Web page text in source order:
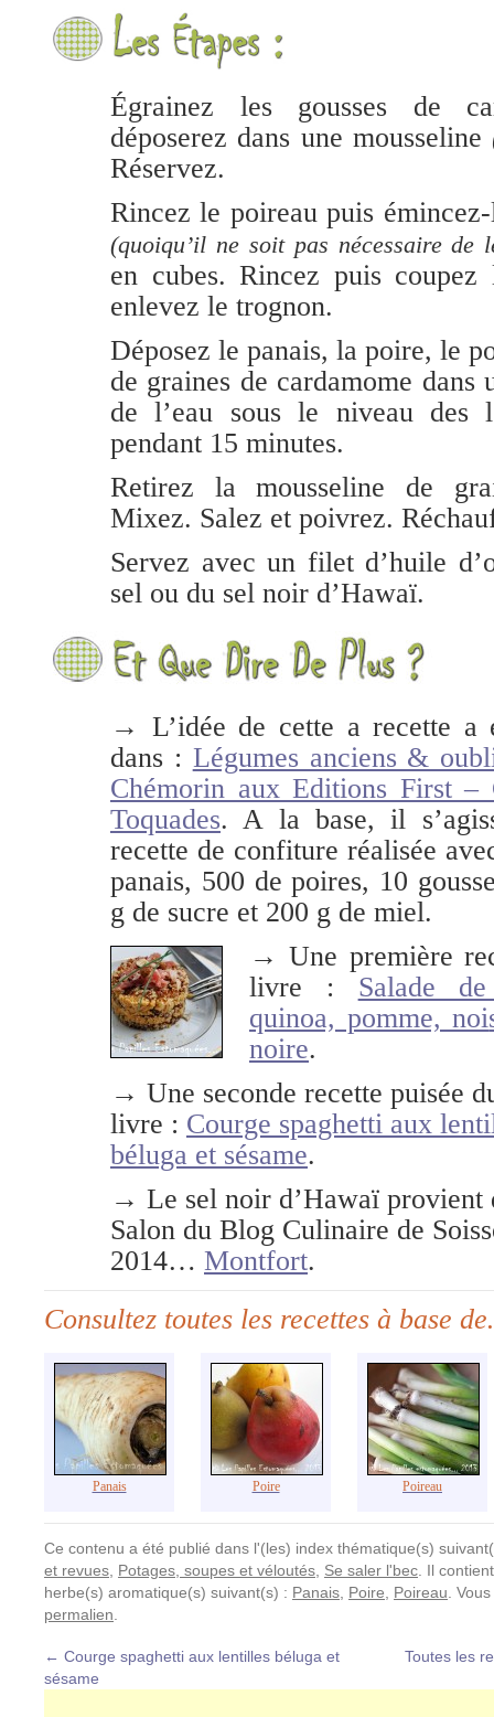
Égrainez les gousses de
déposerez dans une mousseline
Réservez.
Rincez le poireau puis
(quoiqu’il ne soit pas nécessaire
en cubes. Rincez puis
enlevez le trognon.
Déposez le panais, la poire, le
de graines de cardamome dans
de l’eau sous le niveau des
pendant 15 minutes.
Retirez la mousseline de
Mixez. Salez et poivrez.
Servez avec un filet d’huile
sel ou du sel noir d’Hawaï.
→ L’idée de cette a recette a
dans : Légumes anciens &
Chémorin aux Editions First –
Toquades. A la base, il
recette de confiture réalisée
panais, 500 de poires, 10
g de sucre et 200 g de miel.
→ Une première
livre : Salade
quinoa, pomme, noi
noire.
→ Une seconde recette puisée
livre : Courge spaghetti aux
béluga et sésame.
→ Le sel noir d’Hawaï provient
Salon du Blog Culinaire de
2014… Montfort.
Consultez toutes les recettes à base
Panais Poire Poireau
Ce contenu a été publié dans l'(les) index thématique(s)
et revues Potages, soupes et véloutés Se saler l'bec . Il
herbe(s) aromatique(s) suivant(s) : Panais Poire Poireau .
permalien
← Courge spaghetti aux lentilles béluga et
sésame
Toutes les